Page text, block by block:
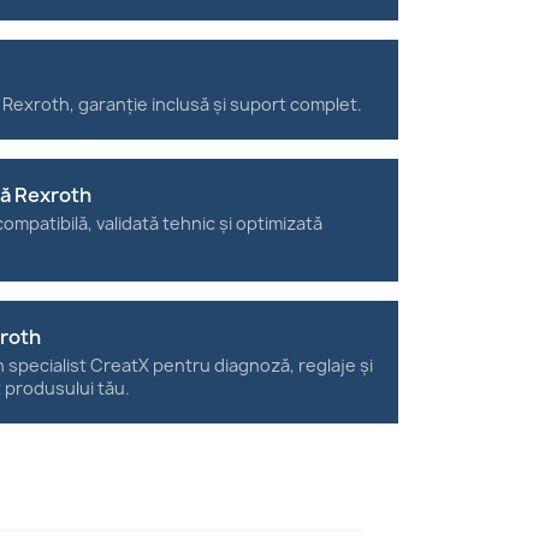
garanție inclusă și suport complet.
Rexroth
validată tehnic și optimizată
specialist CreatX pentru diagnoză, reglaje și
tău.